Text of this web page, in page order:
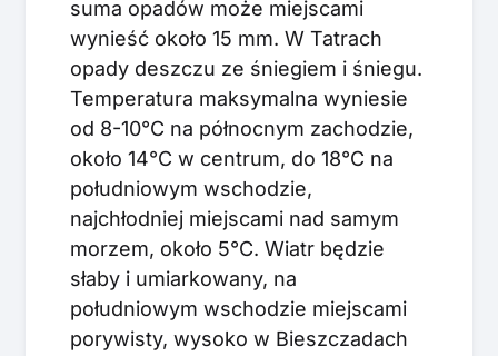
suma opadów może miejscami
wynieść około 15 mm. W Tatrach
opady deszczu ze śniegiem i śniegu.
Temperatura maksymalna wyniesie
od 8-10°C na północnym zachodzie,
około 14°C w centrum, do 18°C na
południowym wschodzie,
najchłodniej miejscami nad samym
morzem, około 5°C. Wiatr będzie
słaby i umiarkowany, na
południowym wschodzie miejscami
porywisty, wysoko w Bieszczadach